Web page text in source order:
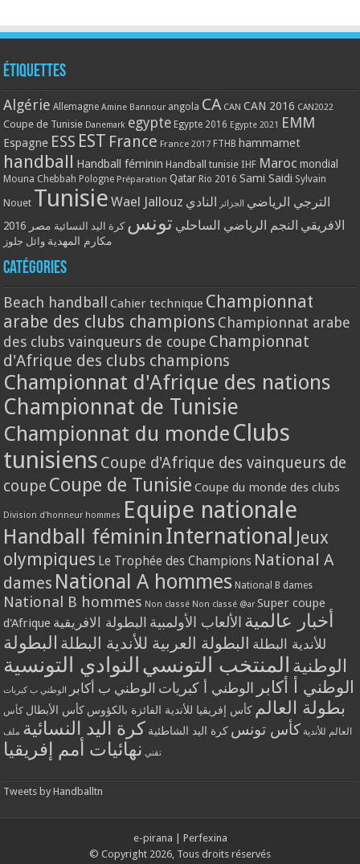
Étiquettes
Algérie Allemagne Amine Bannour angola CA CAN CAN 2016 CAN2022
Coupe de Tunisie Danemark egypte Egypte 2016 Egypte 2021 EMM
Espagne ESS EST France France 2017 FTHB hammamet
handball Handball féminin Handball tunisie IHF Maroc mondial
Mouna Chebbah Pologne Préparation Qatar Rio 2016 Sami Saidi Sylvain
Nouet Tunisie Wael Jallouz الترجي الرياضي الجزائر النادي
الافريقي النجم الرياضي الساحلي تونس كرة اليد النسائية مصر 2016
مكارم المهدية وائل جلوز
Catégories
Beach handball Cahier technique Championnat
arabe des clubs champions Championnat arabe
des clubs vainqueurs de coupe Championnat
d'Afrique des clubs champions
Championnat d'Afrique des nations
Championnat de Tunisie
Championnat du monde Clubs
tunisiens Coupe d'Afrique des vainqueurs de
coupe Coupe de Tunisie Coupe du monde des clubs
Division d'honneur hommes Equipe nationale
Handball féminin International Jeux
olympiques Le Trophée des Champions National A
dames National A hommes National B dames
National B hommes Non classé Non classé @ar Super coupe
d'Afrique
أخبار عالمية الألعاب الأولمبية البطولة الافريقية
للأندية البطلة البطولة العربية للأندية البطلة البطولة
الوطنية المنتخب التونسي النوادي التونسية
الوطني أ أكابر الوطني أ كبريات الوطني ب أكابر الوطني ب كبريات
بطولة العالم كأس إفريقيا للأندية الفائزة بالكؤوس كأس الأبطال كأس
العالم للأندية كأس تونس كرة اليد الشاطئية كرة اليد النسائية ملف
تقني نهائيات أمم إفريقيا
Tweets by Handballtn
e-pirana
Perfexina
© Copyright 2026, Tous droits réservés